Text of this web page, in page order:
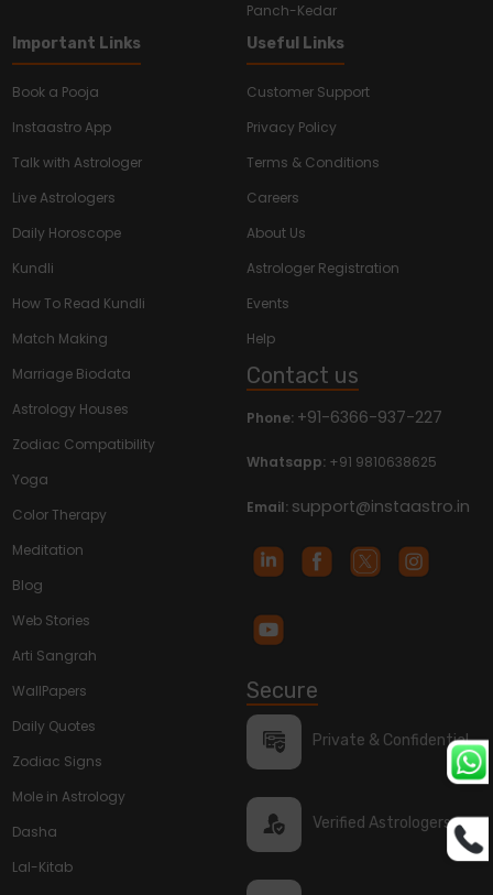
Panch-Kedar
Important Links
Book a Pooja
Instaastro App
Talk with Astrologer
Live Astrologers
Daily Horoscope
Kundli
How To Read Kundli
Match Making
Marriage Biodata
Astrology Houses
Zodiac Compatibility
Yoga
Color Therapy
Meditation
Blog
Web Stories
Arti Sangrah
WallPapers
Daily Quotes
Zodiac Signs
Mole in Astrology
Dasha
Lal-Kitab
Useful Links
Customer Support
Privacy Policy
Terms & Conditions
Careers
About Us
Astrologer Registration
Events
Help
Contact us
Phone: +91-6366-937-227
Whatsapp: +91 9810638625
Email: support@instaastro.in
Secure
Private & Confidential
Verified Astrologers